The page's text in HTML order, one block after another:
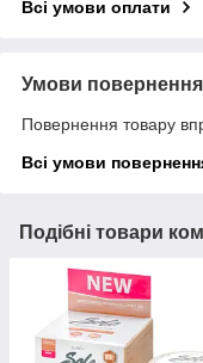
Всі умови оплати
Умови повернення
Повернення товару
Всі умови
Подібні товари